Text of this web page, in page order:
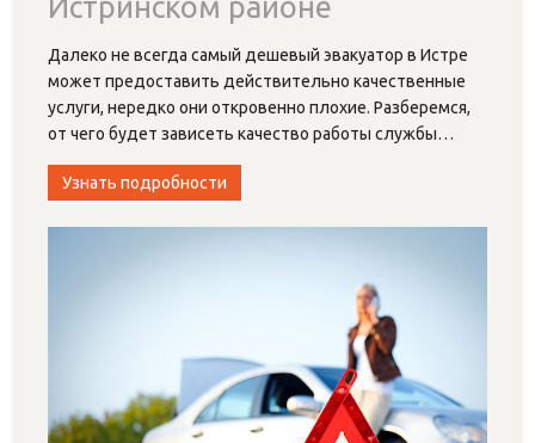
Истринском районе
Далеко не всегда самый дешевый эвакуатор в Истре
может предоставить действительно качественные
услуги, нередко они откровенно плохие. Разберемся,
от чего будет зависеть качество работы службы…
Узнать подробности